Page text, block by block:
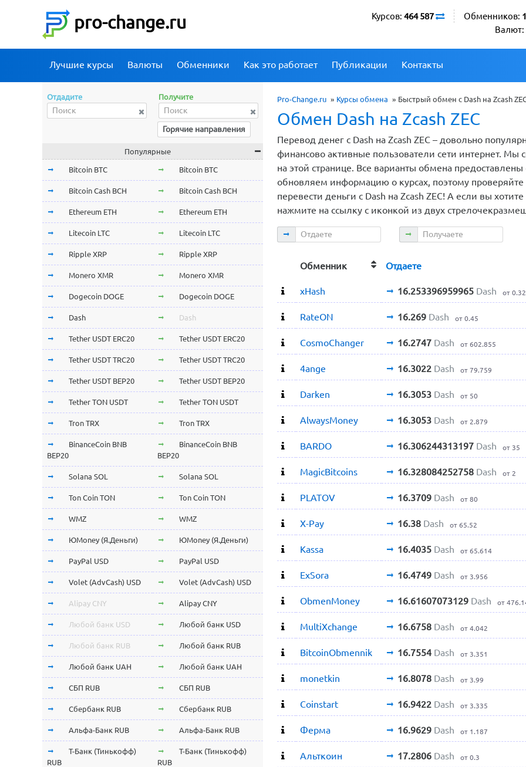
pro-change.ru Обменников:
Валют:
Курсов: 464 587
Лучшие курсы Валюты Обменники Как это работает Публикации Контакты
Pro-Change.ru » Курсы обмена » Быстрый обмен с Dash на Zcash
Обмен Dash на Zcash ZEC
Перевод денег с Dash на Zcash ZEC – довольно
финансово активные пользователи сети интернет. Мы
на этой странице. Все варианты обмена
обновляем информацию о курсах, поэтому проверяйте
перевести деньги с Dash на Zcash ZEC! А если вы
нажмите на ссылку с иконкой из двух
Отдаете Получаете
Обменник Отдаете
xHash 16.253396959965 Dash от
RateON 16.269 Dash от 0.45
CosmoChanger 16.2747 Dash от 602.855
4ange 16.3022 Dash от 79.759
Darken 16.3053 Dash от 50
AlwaysMoney 16.3053 Dash от 2.879
BARDO 16.306244313197 Dash от 35
MagicBitcoins 16.328084252758 Dash от 2
PLATOV 16.3709 Dash от 80
X-Pay 16.38 Dash от 65.52
Kassa 16.4035 Dash от 65.614
ExSora 16.4749 Dash от 3.956
ObmenMoney 16.61607073129 Dash от
MultiXchange 16.6758 Dash от 4.042
BitcoinObmennik 16.7554 Dash от 3.351
monetkin 16.8078 Dash от 3.99
Coinstart 16.9422 Dash от 3.335
Ферма 16.9629 Dash от 1.187
Альткоин 17.2806 Dash от 0.3
Отдадите Получите
Горячие направления
Популярные
Bitcoin BTC Bitcoin BTC
Bitcoin Cash BCH Bitcoin Cash BCH
Ethereum ETH Ethereum ETH
Litecoin LTC Litecoin LTC
Ripple XRP Ripple XRP
Monero XMR Monero XMR
Dogecoin DOGE Dogecoin DOGE
Dash Dash
Tether USDT ERC20 Tether USDT ERC20
Tether USDT TRC20 Tether USDT TRC20
Tether USDT BEP20 Tether USDT BEP20
Tether TON USDT Tether TON USDT
Tron TRX Tron TRX
BinanceCoin BNB
BEP20
BinanceCoin BNB
BEP20
Solana SOL Solana SOL
Ton Coin TON Ton Coin TON
WMZ WMZ
ЮMoney (Я.Деньги) ЮMoney (Я.Деньги)
PayPal USD PayPal USD
Volet (AdvCash) USD Volet (AdvCash) USD
Alipay CNY Alipay CNY
Любой банк USD Любой банк USD
Любой банк RUB Любой банк RUB
Любой банк UAH Любой банк UAH
СБП RUB СБП RUB
Сбербанк RUB Сбербанк RUB
Альфа-Банк RUB Альфа-Банк RUB
Т-Банк (Тинькофф)
RUB
Т-Банк (Тинькофф)
RUB